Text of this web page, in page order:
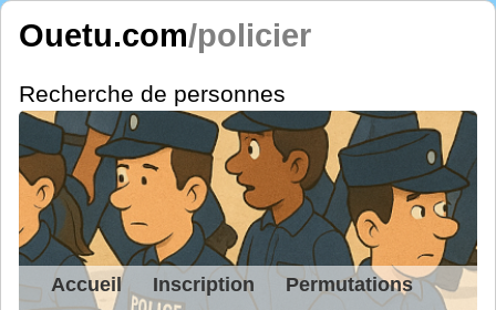
Ouetu.com/policier
Recherche de personnes
Accueil Inscription
Permutations